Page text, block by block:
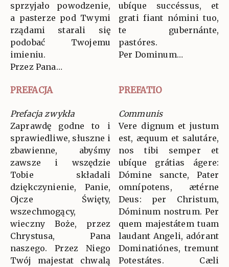
sprzyjało powodzenie,
a pasterze pod Twymi
rządami starali się
podobać Twojemu
imieniu.
Przez Pana…
ubíque succéssus, et
grati fiant nómini tuo,
te gubernánte,
pastóres.
Per Dominum…
PREFACJA PREFATIO
Prefacja zwykła
Zaprawdę godne to i
sprawiedliwe, słuszne i
zbawienne, abyśmy
zawsze i wszędzie
Tobie składali
dziękczynienie, Panie,
Ojcze Święty,
wszechmogący,
wieczny Boże, przez
Chrystusa, Pana
naszego. Przez Niego
Twój majestat chwalą
Communis
Vere dignum et justum
est, æquum et salutáre,
nos tibi semper et
ubíque grátias ágere:
Dómine sancte, Pater
omnípotens, ætérne
Deus: per Christum,
Dóminum nostrum. Per
quem majestátem tuam
laudant Angeli, adórant
Dominatiónes, tremunt
Potestátes. Cæli